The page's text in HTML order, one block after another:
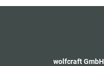
wolfcraft GmbH